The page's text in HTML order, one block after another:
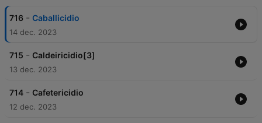
716 - Caballicidio
14 dec. 2023
715 - Caldeiricidio[3]
13 dec. 2023
714 - Cafetericidio
12 dec. 2023